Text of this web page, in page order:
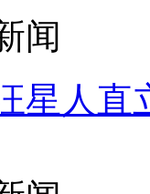
闻
星人直